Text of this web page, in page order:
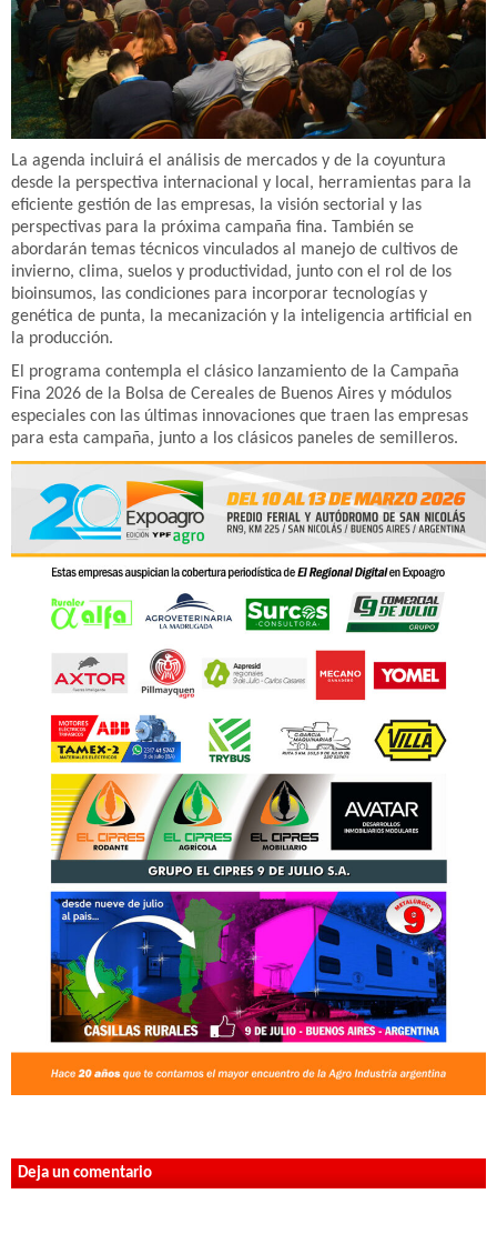
La agenda incluirá el análisis de mercados y de la coyuntura
desde la perspectiva internacional y local, herramientas para la
eficiente gestión de las empresas, la visión sectorial y las
perspectivas para la próxima campaña fina. También se
abordarán temas técnicos vinculados al manejo de cultivos de
invierno, clima, suelos y productividad, junto con el rol de los
bioinsumos, las condiciones para incorporar tecnologías y
genética de punta, la mecanización y la inteligencia artificial en
la producción.
El programa contempla el clásico lanzamiento de la Campaña
Fina 2026 de la Bolsa de Cereales de Buenos Aires y módulos
especiales con las últimas innovaciones que traen las empresas
para esta campaña, junto a los clásicos paneles de semilleros.
Deja un comentario